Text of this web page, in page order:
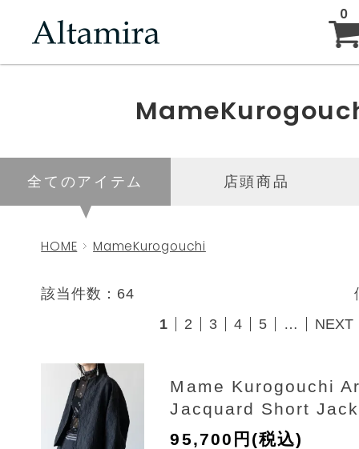
0
ABOUT
全てのアイテム 店頭商品
HOME MameKurogouchi
該当件数：64
1
2 3 4 5 … NEXT
Mame Kurogouchi
Jacquard Short
95,700円(税込)